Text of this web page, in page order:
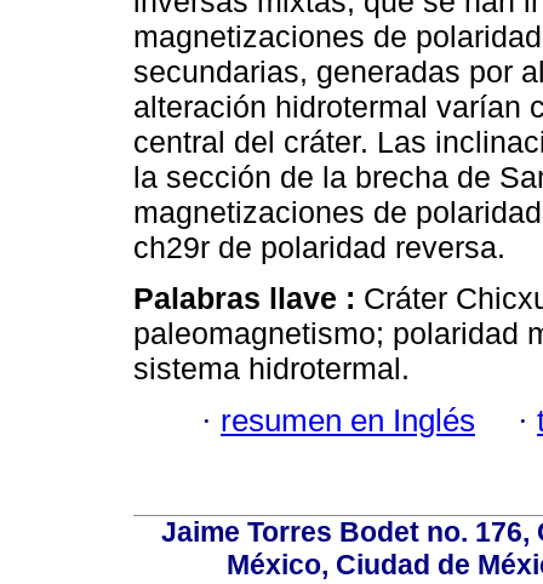
magnetizaciones de
secundarias, generadas por
alteración hidrotermal varían
central del cráter. Las
la sección de la brecha de
magnetizaciones de
ch29r de polaridad reversa.
Palabras llave : Cráter
paleomagnetismo; polaridad
sistema hidrotermal.
· resumen en Inglés ·
Jaime Torres Bodet no. 176,
México, Ciudad de